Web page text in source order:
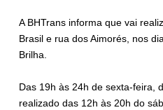
A BHTrans informa que vai
Brasil e rua dos Aimorés, nos
Brilha.
Das 19h às 24h de sexta-feira,
realizado das 12h às 20h do